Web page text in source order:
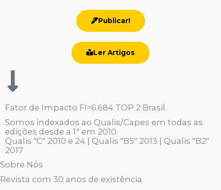
Publicar!
Ler Artigos
Fator de Impacto FI=6.684 TOP 2 Brasil.
Somos indexados ao Qualis/Capes em todas as
edições desde a 1ª em 2010.
Qualis "C" 2010 e 24 | Qualis "B5" 2013 | Qualis "B2"
2017
Sobre Nós
Revista com 30 anos de existência.